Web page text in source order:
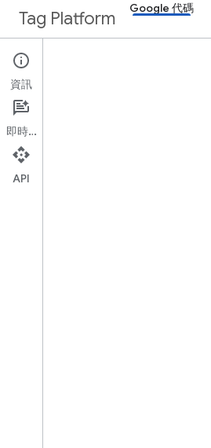
Tag Platform Google 代碼
代碼設定指南
指南
資訊
即時通訊
API